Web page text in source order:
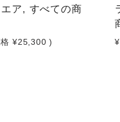
ア, すべての商
¥25,300 )